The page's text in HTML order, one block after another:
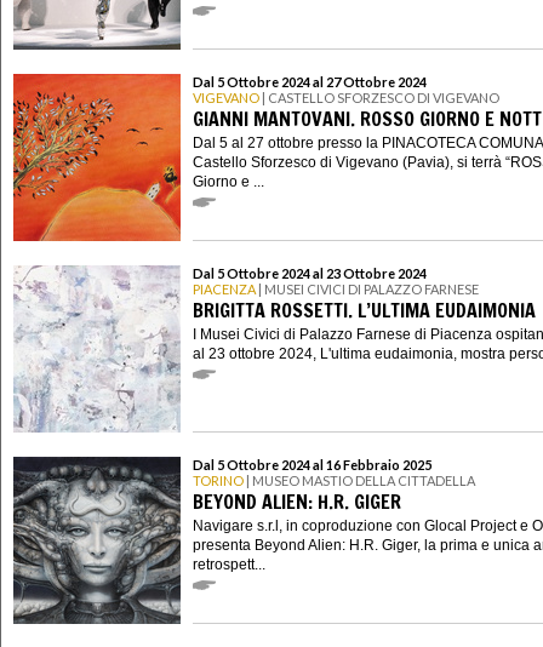
Dal 5 Ottobre 2024 al 27 Ottobre 2024
VIGEVANO | CASTELLO SFORZESCO DI VIGEVANO
GIANNI MANTOVANI. ROSSO GIORNO E
Dal 5 al 27 ottobre presso la PINACOTECA
Castello Sforzesco di Vigevano (Pavia), si terrà
Giorno e ...
Dal 5 Ottobre 2024 al 23 Ottobre 2024
PIACENZA | MUSEI CIVICI DI PALAZZO FARNESE
BRIGITTA ROSSETTI. L’ULTIMA EUDAIMONIA
I Musei Civici di Palazzo Farnese di Piacenza
al 23 ottobre 2024, L'ultima eudaimonia, mostra
Dal 5 Ottobre 2024 al 16 Febbraio 2025
TORINO | MUSEO MASTIO DELLA CITTADELLA
BEYOND ALIEN: H.R. GIGER
Navigare s.r.l, in coproduzione con Glocal Project e
presenta Beyond Alien: H.R. Giger, la prima e unica
retrospett...